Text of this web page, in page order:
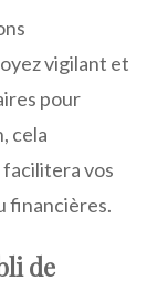
vigilant et
pour
cela
vos
financières.
de